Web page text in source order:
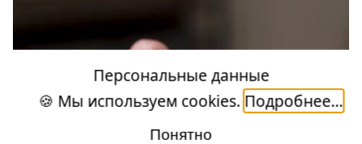
Персональные данные
🍪 Мы используем cookies. Подробнее...
Понятно